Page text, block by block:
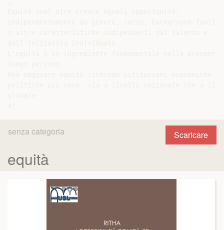
Scaricare
senza categoria
equità